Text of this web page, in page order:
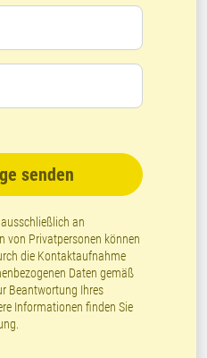
senden
an
von Privatpersonen können
die Kontaktaufnahme
Daten gemäß
Beantwortung Ihres
Informationen finden Sie
.